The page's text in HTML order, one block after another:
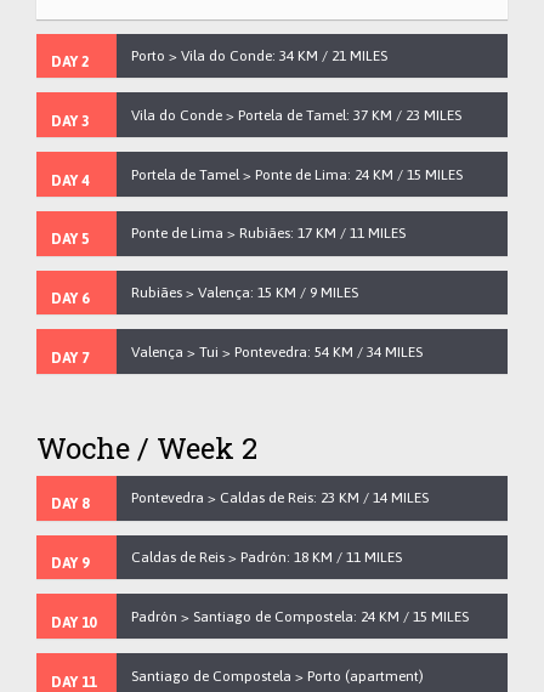
DAY 2 Porto > Vila do Conde: 34 KM / 21 MILES
DAY 3 Vila do Conde > Portela de Tamel: 37 KM / 23 MILES
DAY 4 Portela de Tamel > Ponte de Lima: 24 KM / 15 MILES
DAY 5 Ponte de Lima > Rubiães: 17 KM / 11 MILES
DAY 6 Rubiães > Valença: 15 KM / 9 MILES
DAY 7 Valença > Tui > Pontevedra: 54 KM / 34 MILES
Woche / Week 2
DAY 8 Pontevedra > Caldas de Reis: 23 KM / 14 MILES
DAY 9 Caldas de Reis > Padrón: 18 KM / 11 MILES
DAY 10 Padrón > Santiago de Compostela: 24 KM / 15 MILES
DAY 11 Santiago de Compostela > Porto (apartment)